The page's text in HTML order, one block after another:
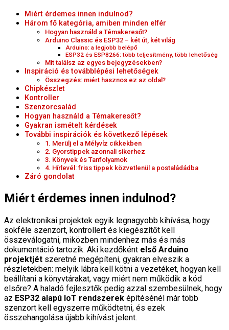
Miért érdemes innen indulnod?
Három fő kategória, amiben minden elfér
Hogyan használd a Témakeresőt?
Arduino Classic és ESP32 – két út, két világ
Arduino: a legjobb belépő
ESP32 és ESP8266: több teljesítmény, több lehetőség
Mit találsz az egyes bejegyzésekben?
Inspiráció és továbblépési lehetőségek
Összegzés: miért hasznos ez az oldal?
Chipkészlet
Kontroller
Szenzorcsalád
Hogyan használd a Témakeresőt?
Gyakran ismételt kérdések
További inspirációk és következő lépések
1. Merülj el a Mélyvíz cikkekben
2. Gyorstippek azonnali sikerhez
3. Könyvek és Tanfolyamok
4. Hírlevél: friss tippek közvetlenül a postaládádba
Záró gondolat
Miért érdemes innen indulnod?
Az elektronikai projektek egyik legnagyobb kihívása, hogy
sokféle szenzort, kontrollert és kiegészítőt kell
összeválogatni, miközben mindenhez más és más
dokumentáció tartozik. Aki kezdőként első Arduino
projektjét szeretné megépíteni, gyakran elveszik a
részletekben: melyik lábra kell kötni a vezetéket, hogyan kell
beállítani a könyvtárakat, vagy miért nem működik a kód
elsőre? A haladó fejlesztők pedig azzal szembesülnek, hogy
az ESP32 alapú IoT rendszerek építésénél már több
szenzort kell egyszerre működtetni, és ezek
összehangolása újabb kihívást jelent.